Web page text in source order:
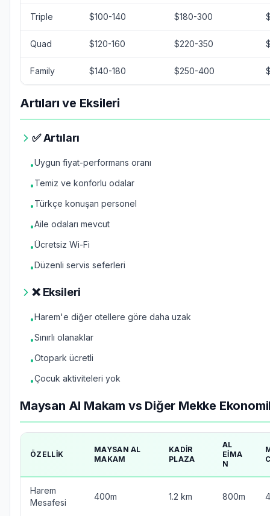
Triple $100-140 $180-300
Quad $120-160 $220-350
Family $140-180 $250-400
Artıları ve Eksileri
✅ Artıları
•Uygun fiyat-performans oranı
•Temiz ve konforlu odalar
•Türkçe konuşan personel
•Aile odaları mevcut
•Ücretsiz Wi-Fi
•Düzenli servis seferleri
❌ Eksileri
•Harem'e diğer otellere göre daha uzak
•Sınırlı olanaklar
•Otopark ücretli
•Çocuk aktiviteleri yok
Maysan Al Makam vs Diğer Mekke
ÖZELLIK
MAYSAN AL
MAKAM
KADIR
PLAZA
AL
EIMA
N
Harem
Mesafesi
400m 1.2 km 800m